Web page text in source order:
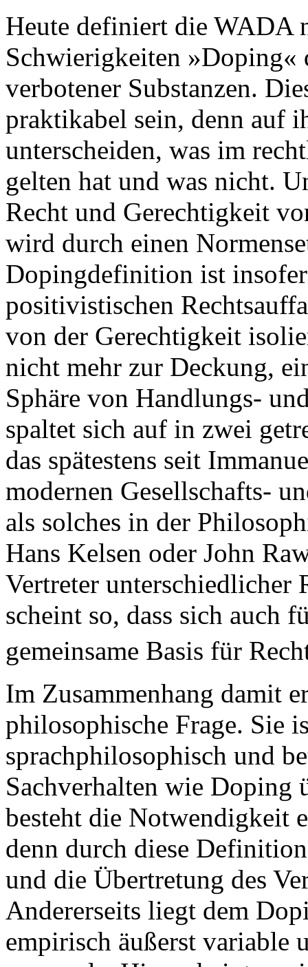
Heute definiert die WADA
Schwierigkeiten »Doping«
verbotener Substanzen.
praktikabel sein, denn auf
unterscheiden, was im
gelten hat und was nicht.
Recht und Gerechtigkeit
wird durch einen
Dopingdefinition ist
positivistischen
von der Gerechtigkeit
nicht mehr zur Deckung,
Sphäre von Handlungs-
spaltet sich auf in zwei
das spätestens seit
modernen Gesellschafts-
als solches in der
Hans Kelsen oder John
Vertreter unterschiedlicher
scheint so, dass sich auch
gemeinsame Basis für
Im Zusammenhang damit
philosophische Frage. Sie
sprachphilosophisch und
Sachverhalten wie Doping
besteht die Notwendigkeit
denn durch diese
und die Übertretung des
Andererseits liegt dem
empirisch äußerst variable